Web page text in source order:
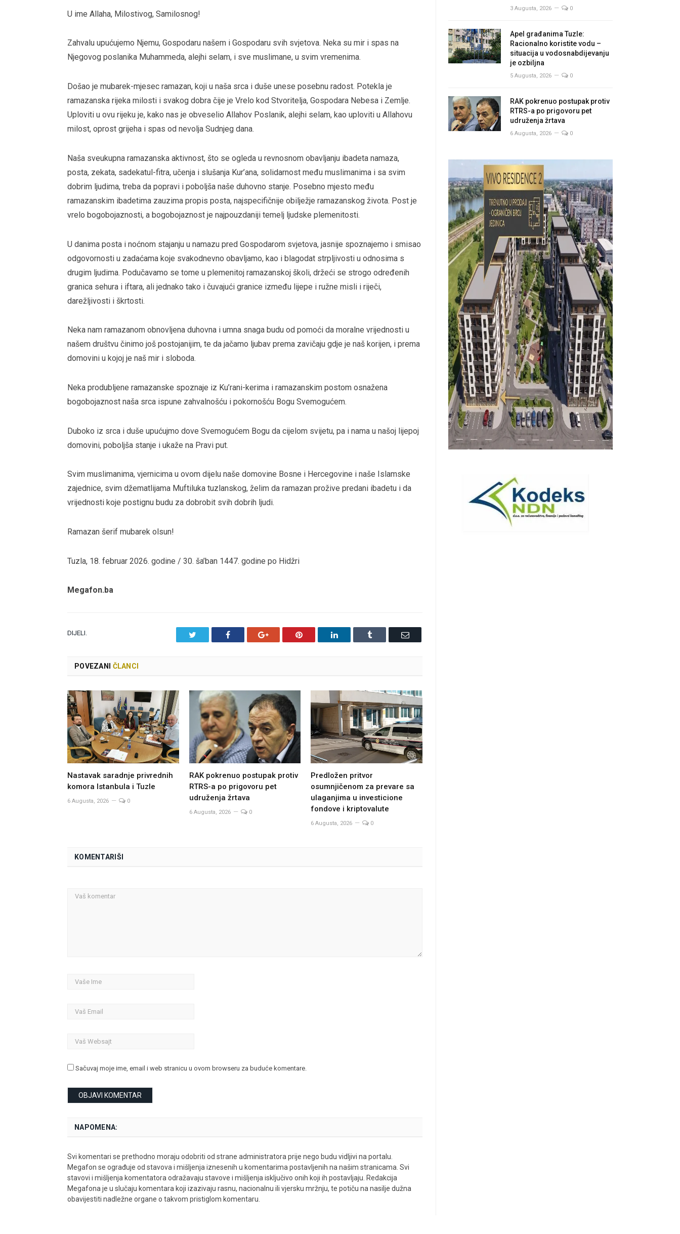
U ime Allaha, Milostivog, Samilosnog!
Zahvalu upućujemo Njemu, Gospodaru našem i Gospodaru svih svjetova. Neka su mir i spas na
Njegovog poslanika Muhammeda, alejhi selam, i sve muslimane, u svim vremenima.
Došao je mubarek-mjesec ramazan, koji u naša srca i duše unese posebnu radost. Potekla je
ramazanska rijeka milosti i svakog dobra čije je Vrelo kod Stvoritelja, Gospodara Nebesa i Zemlje.
Uploviti u ovu rijeku je, kako nas je obveselio Allahov Poslanik, alejhi selam, kao uploviti u Allahovu
milost, oprost grijeha i spas od nevolja Sudnjeg dana.
Naša sveukupna ramazanska aktivnost, što se ogleda u revnosnom obavljanju ibadeta namaza,
posta, zekata, sadekatul-fitra, učenja i slušanja Kur’ana, solidarnost među muslimanima i sa svim
dobrim ljudima, treba da popravi i poboljša naše duhovno stanje. Posebno mjesto među
ramazanskim ibadetima zauzima propis posta, najspecifičnije obilježje ramazanskog života. Post je
vrelo bogobojaznosti, a bogobojaznost je najpouzdaniji temelj ljudske plemenitosti.
U danima posta i noćnom stajanju u namazu pred Gospodarom svjetova, jasnije spoznajemo i smisao
odgovornosti u zadaćama koje svakodnevno obavljamo, kao i blagodat strpljivosti u odnosima s
drugim ljudima. Podučavamo se tome u plemenitoj ramazanskoj školi, držeći se strogo određenih
granica sehura i iftara, ali jednako tako i čuvajući granice između lijepe i ružne misli i riječi,
darežljivosti i škrtosti.
Neka nam ramazanom obnovljena duhovna i umna snaga budu od pomoći da moralne vrijednosti u
našem društvu činimo još postojanijim, te da jačamo ljubav prema zavičaju gdje je naš korijen, i prema
domovini u kojoj je naš mir i sloboda.
Neka produbljene ramazanske spoznaje iz Ku’rani-kerima i ramazanskim postom osnažena
bogobojaznost naša srca ispune zahvalnošću i pokornošću Bogu Svemogućem.
Duboko iz srca i duše upućujmo dove Svemogućem Bogu da cijelom svijetu, pa i nama u našoj lijepoj
domovini, poboljša stanje i ukaže na Pravi put.
Svim muslimanima, vjernicima u ovom dijelu naše domovine Bosne i Hercegovine i naše Islamske
zajednice, svim džematlijama Muftiluka tuzlanskog, želim da ramazan prožive predani ibadetu i da
vrijednosti koje postignu budu za dobrobit svih dobrih ljudi.
Ramazan šerif mubarek olsun!
Tuzla, 18. februar 2026. godine / 30. ša’ban 1447. godine po Hidžri
Megafon.ba
DIJELI. Facebook Google+ Pinterest LinkedIn Tumblr Email
POVEZANI ČLANCI
Nastavak saradnje privrednih
komora Istanbula i Tuzle
6 Augusta, 2026 0
RAK pokrenuo postupak protiv
RTRS-a po prigovoru pet
udruženja žrtava
6 Augusta, 2026 0
Predložen pritvor
osumnjičenom za prevare sa
ulaganjima u investicione
fondove i kriptovalute
6 Augusta, 2026 0
KOMENTARIŠI
Sačuvaj moje ime, email i web stranicu u ovom browseru za buduće komentare.
NAPOMENA:
Svi komentari se prethodno moraju odobriti od strane administratora prije nego budu vidljivi na portalu.
Megafon se ograđuje od stavova i mišljenja iznesenih u komentarima postavljenih na našim stranicama. Svi
stavovi i mišljenja komentatora odražavaju stavove i mišljenja isključivo onih koji ih postavljaju. Redakcija
Megafona je u slučaju komentara koji izazivaju rasnu, nacionalnu ili vjersku mržnju, te potiču na nasilje dužna
obavijestiti nadležne organe o takvom pristiglom komentaru.
3 Augusta, 2026 0
Apel građanima Tuzle:
Racionalno koristite vodu –
situacija u vodosnabdijevanju
je ozbiljna
5 Augusta, 2026 0
RAK pokrenuo postupak protiv
RTRS-a po prigovoru pet
udruženja žrtava
6 Augusta, 2026 0